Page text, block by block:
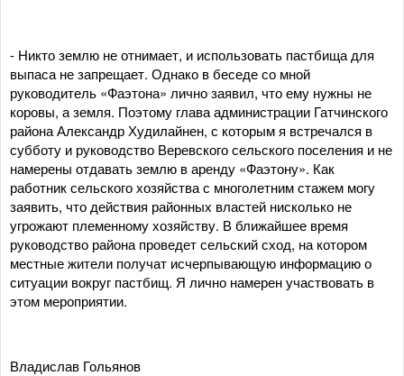
- Никто землю не отнимает, и использовать пастбища для
выпаса не запрещает. Однако в беседе со мной
руководитель «Фаэтона» лично заявил, что ему нужны не
коровы, а земля. Поэтому глава администрации Гатчинского
района Александр Худилайнен, с которым я встречался в
субботу и руководство Веревского сельского поселения и не
намерены отдавать землю в аренду «Фаэтону». Как
работник сельского хозяйства с многолетним стажем могу
заявить, что действия районных властей нисколько не
угрожают племенному хозяйству. В ближайшее время
руководство района проведет сельский сход, на котором
местные жители получат исчерпывающую информацию о
ситуации вокруг пастбищ. Я лично намерен участвовать в
этом мероприятии.
Владислав Гольянов